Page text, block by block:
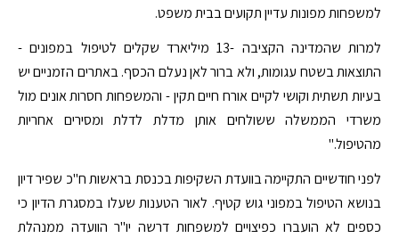
למשפחות מפונות עדיין תקועים בבית משפט.
למרות שהמדינה הקציבה -13 מיליארד שקלים לטיפול במפונים -
התוצאות בשטח עגומות, ולא ברור לאן נעלם הכסף. באתרים הזמניים יש
בעיות תשתית וקושי לקיים אורח חיים תקין - והמשפחות חסרות אונים מול
משרדי הממשלה ששולחים אותן מדלת לדלת ומסירים אחריות
מהטיפול."
לפני חודשיים התקיימה בוועדת השקיפות בכנסת בראשות ח"כ שפיר דיון
בנושא הטיפול במפוני גוש קטיף. לאור הטענות שעלו במסגרת הדיון כי
כספים לא הועברו כפיצויים למשפחות דרשה יו"ר הוועדה ממנהלת